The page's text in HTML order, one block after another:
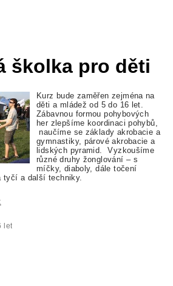
školka pro děti
Kurz bude zaměřen zejména na
děti a mládež od 5 do 16 let.
Zábavnou formou pohybových
her zlepšíme koordinaci pohybů,
naučíme se základy akrobacie a
gymnastiky, párové akrobacie a
lidských pyramid. Vyzkoušíme
různé druhy žonglování – s
míčky, diaboly, dále točení
tyčí a další techniky.
let